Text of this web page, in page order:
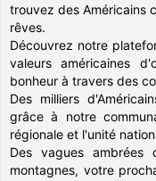
trouvez des Américains
rêves.
Découvrez notre
valeurs américaines
bonheur à travers des
Des milliers
grâce à notre
régionale et l'unité
Des vagues ambrées
montagnes, votre